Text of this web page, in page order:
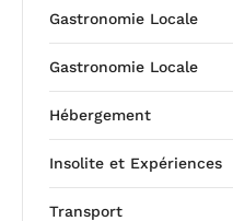
Gastronomie Locale
Gastronomie Locale
Hébergement
Insolite et Expériences
Transport